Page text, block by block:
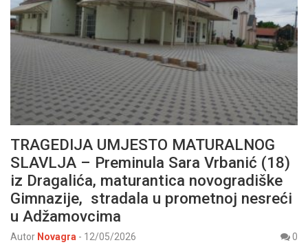
TRAGEDIJA UMJESTO MATURALNOG
SLAVLJA – Preminula Sara Vrbanić (18)
iz Dragalića, maturantica novogradiške
Gimnazije, stradala u prometnoj nesreći
u Adžamovcima
Autor Novagra - 12/05/2026
0